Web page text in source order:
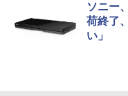
ソニー
荷終了
い」